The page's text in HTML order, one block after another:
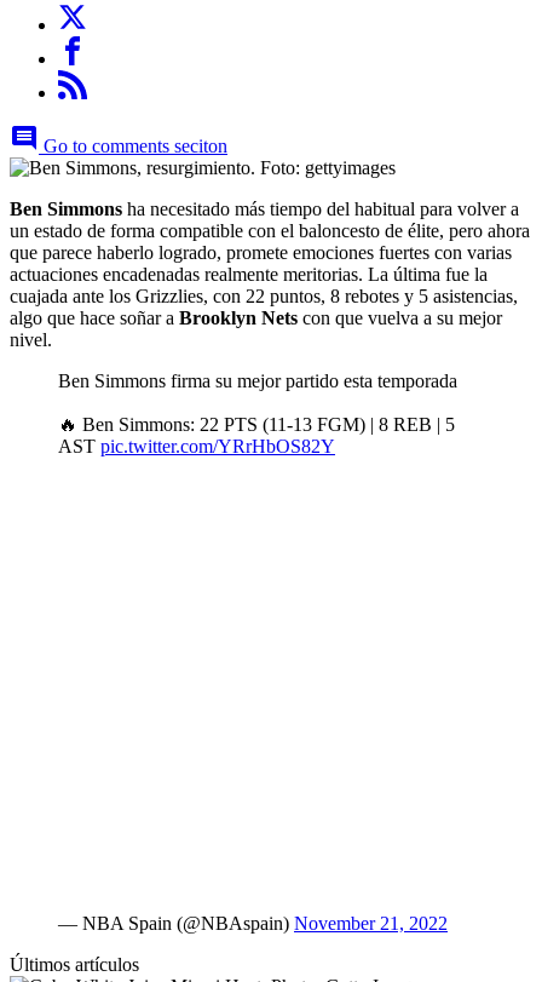
Go to comments seciton
Ben Simmons ha necesitado más tiempo del habitual para volver a
un estado de forma compatible con el baloncesto de élite, pero ahora
que parece haberlo logrado, promete emociones fuertes con varias
actuaciones encadenadas realmente meritorias. La última fue la
cuajada ante los Grizzlies, con 22 puntos, 8 rebotes y 5 asistencias,
algo que hace soñar a Brooklyn Nets con que vuelva a su mejor
nivel.
Ben Simmons firma su mejor partido esta temporada
🔥 Ben Simmons: 22 PTS (11-13 FGM) | 8 REB | 5
AST pic.twitter.com/YRrHbOS82Y
— NBA Spain (@NBAspain) November 21, 2022
Últimos artículos